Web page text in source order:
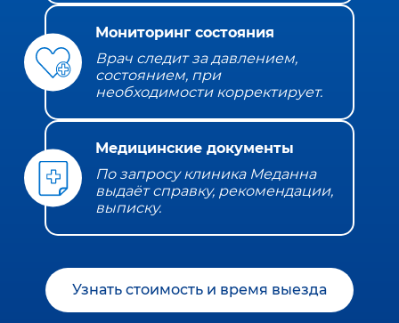
Мониторинг состояния
Врач следит за давлением,
состоянием, при
необходимости корректирует.
Медицинские документы
По запросу клиника Меданна
выдаёт справку, рекомендации,
выписку.
Узнать стоимость и время выезда